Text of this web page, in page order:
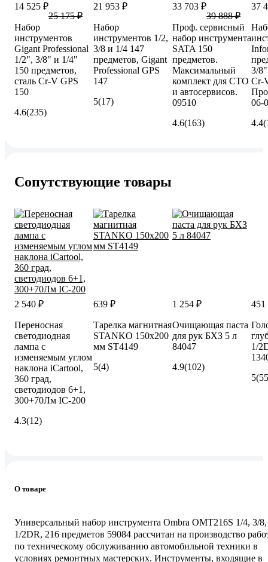
14 525 ₽
25 175 ₽
Набор
инструментов
Gigant Professional
1/2", 3/8" и 1/4"
150 предметов,
сталь Cr-V GPS
150
4.6(235)
21 953 ₽
Набор
инструментов 1/2,
3/8 и 1/4 147
предметов, Gigant
Professional GPS
147
5(17)
33 703 ₽
39 888 ₽
Проф. сервисный
набор инструмента
SATA 150
предметов.
Максимальный
комплект для СТО
и автосервисов.
09510
4.6(163)
37
3/
Cr-
06-
4.4
Сопутствующие товары
2 540 ₽
Переносная
светодиодная
лампа с
изменяемым углом
наклона iCartool,
360 град,
светодиодов 6+1,
300+70Лм IC-200
4.3(12)
639 ₽
Тарелка магнитная
STANKO 150х200
мм ST4149
5(4)
1 254 ₽
Очищающая паста
для рук БХЗ 5 л
84047
4.9(102)
451
1/
5
О товаре
Универсальный набор инструмента Ombra OMT216S 1/4, 3/8,
1/2DR, 216 предметов 59084 рассчитан на производство
по техническому обслуживанию автомобильной техники в
условиях ремонтных мастерских. Инструменты, входящие в